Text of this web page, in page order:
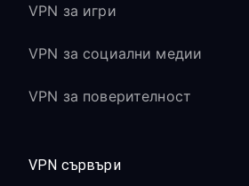
VPN за игри
VPN за социални медии
VPN за поверителност
VPN сървъри